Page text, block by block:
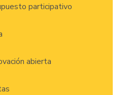
participativo
abierta